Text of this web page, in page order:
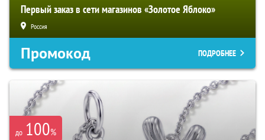
Первый заказ в сети магазинов «Золотое Яблоко»
Россия
Промокод ПОДРОБНЕЕ
до 100%